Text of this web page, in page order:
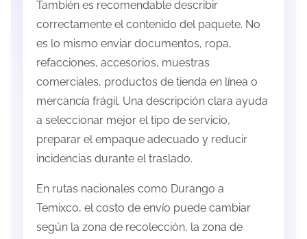
También es recomendable describir
correctamente el contenido del paquete. No
es lo mismo enviar documentos, ropa,
refacciones, accesorios, muestras
comerciales, productos de tienda en línea o
mercancía frágil. Una descripción clara ayuda
a seleccionar mejor el tipo de servicio,
preparar el empaque adecuado y reducir
incidencias durante el traslado.
En rutas nacionales como Durango a
Temixco, el costo de envío puede cambiar
según la zona de recolección, la zona de